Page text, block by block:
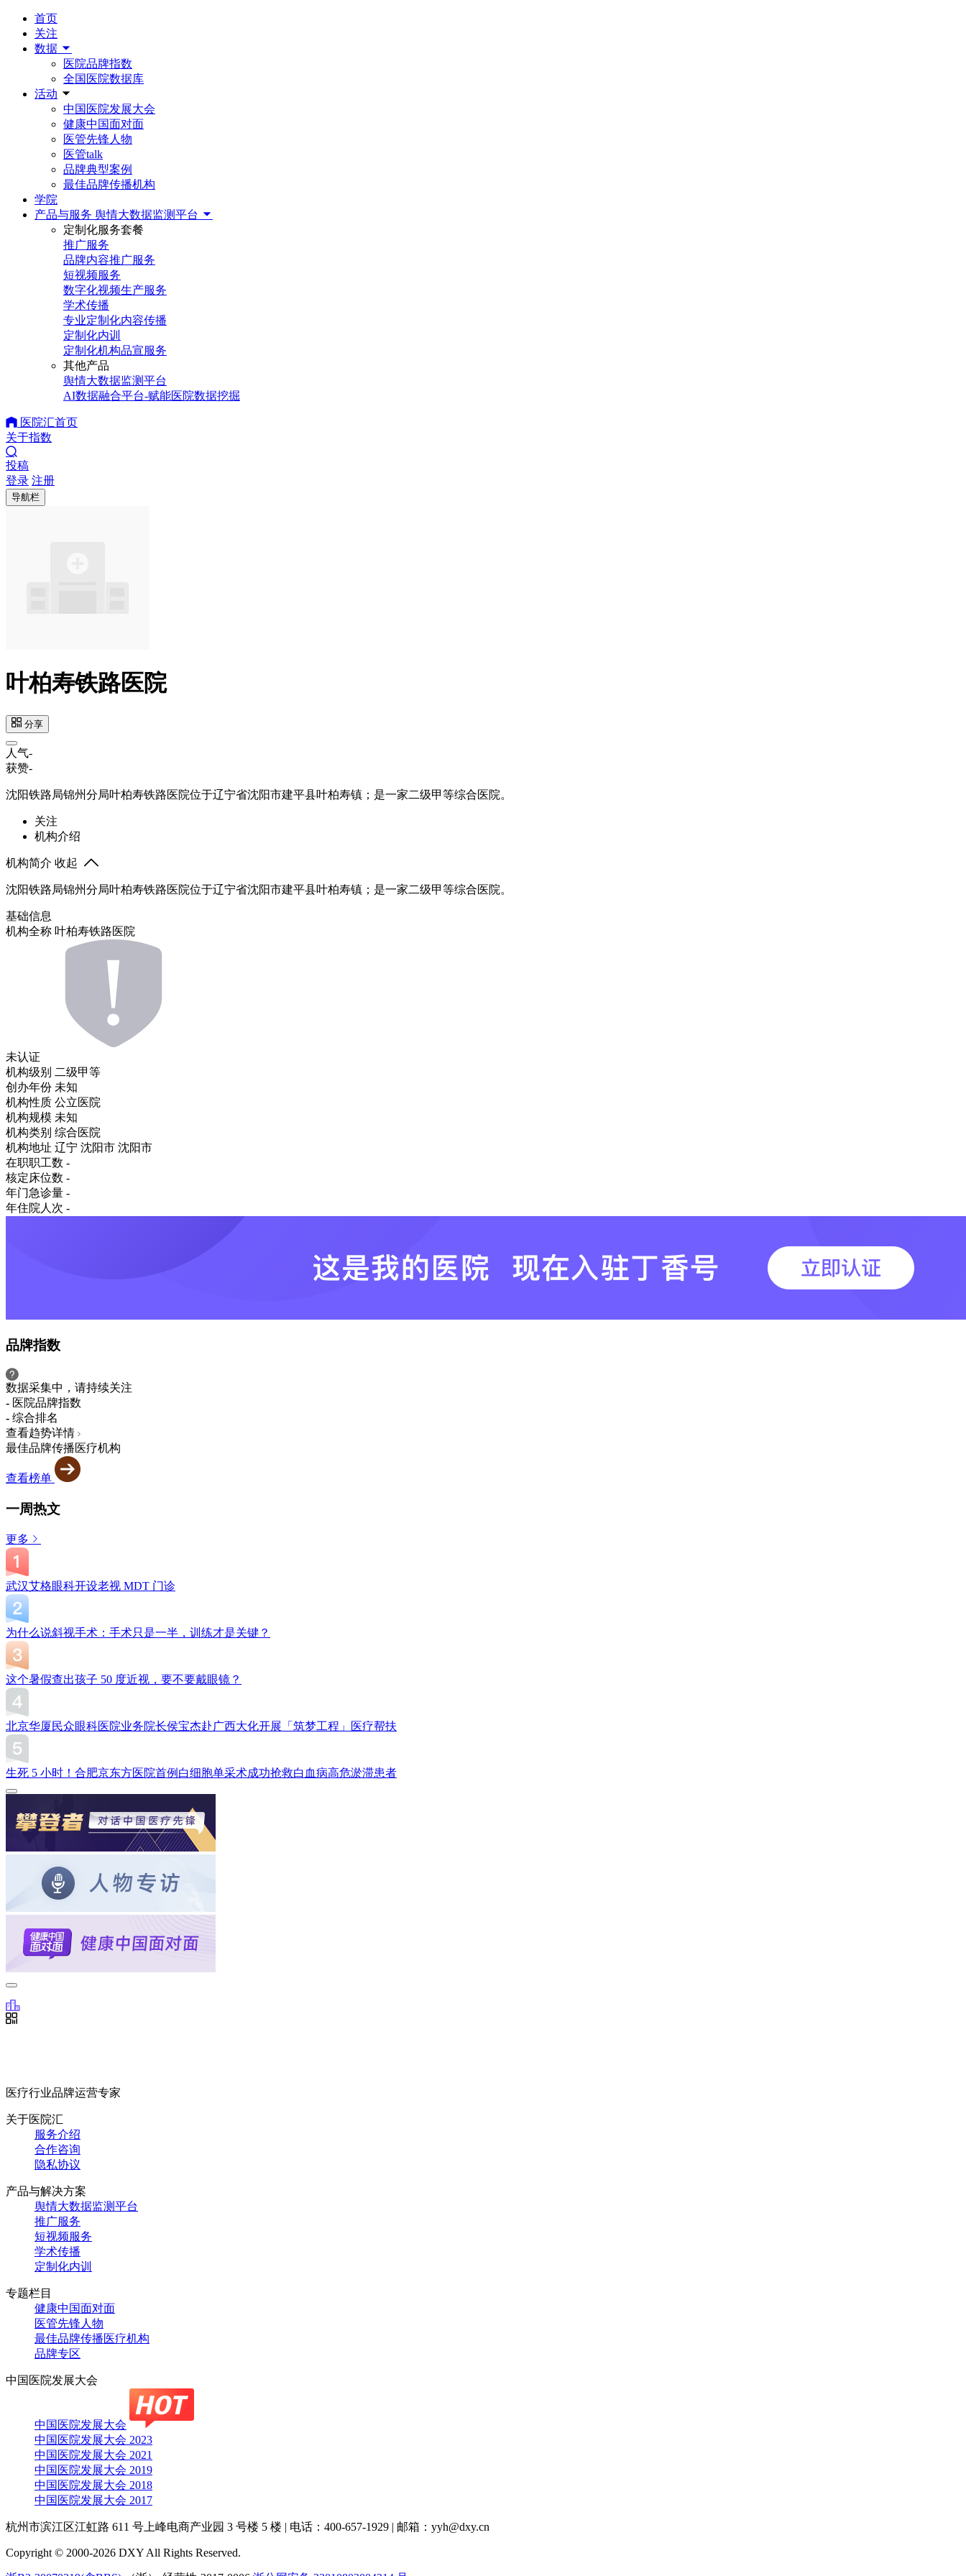
首页
关注
数据
医院品牌指数
全国医院数据库
活动
中国医院发展大会
健康中国面对面
医管先锋人物
医管talk
品牌典型案例
最佳品牌传播机构
学院
产品与服务 舆情大数据监测平台
定制化服务套餐
推广服务
品牌内容推广服务
短视频服务
数字化视频生产服务
学术传播
专业定制化内容传播
定制化内训
定制化机构品宣服务
其他产品
舆情大数据监测平台
AI数据融合平台-赋能医院数据挖掘
医院汇首页
关于指数
投稿
登录 注册
导航栏
叶柏寿铁路医院
分享
人气-
获赞-
沈阳铁路局锦州分局叶柏寿铁路医院位于辽宁省沈阳市建平县叶柏寿镇；是一家二级甲等综合医院。
关注
机构介绍
机构简介 收起
沈阳铁路局锦州分局叶柏寿铁路医院位于辽宁省沈阳市建平县叶柏寿镇；是一家二级甲等综合医院。
基础信息
机构全称 叶柏寿铁路医院
未认证
机构级别 二级甲等
创办年份 未知
机构性质 公立医院
机构规模 未知
机构类别 综合医院
机构地址 辽宁 沈阳市 沈阳市
在职职工数 -
核定床位数 -
年门急诊量 -
年住院人次 -
品牌指数
数据采集中，请持续关注
- 医院品牌指数
- 综合排名
查看趋势详情
最佳品牌传播医疗机构
查看榜单
一周热文
更多
武汉艾格眼科开设老视 MDT 门诊
为什么说斜视手术：手术只是一半，训练才是关键？
这个暑假查出孩子 50 度近视，要不要戴眼镜？
北京华厦民众眼科医院业务院长侯宝杰赴广西大化开展「筑梦工程」医疗帮扶
生死 5 小时！合肥京东方医院首例白细胞单采术成功抢救白血病高危淤滞患者
医疗行业品牌运营专家
关于医院汇
服务介绍
合作咨询
隐私协议
产品与解决方案
舆情大数据监测平台
推广服务
短视频服务
学术传播
定制化内训
专题栏目
健康中国面对面
医管先锋人物
最佳品牌传播医疗机构
品牌专区
中国医院发展大会
中国医院发展大会
中国医院发展大会 2023
中国医院发展大会 2021
中国医院发展大会 2019
中国医院发展大会 2018
中国医院发展大会 2017
杭州市滨江区江虹路 611 号上峰电商产业园 3 号楼 5 楼 | 电话：400-657-1929 | 邮箱：yyh@dxy.cn
Copyright © 2000-2026 DXY All Rights Reserved.